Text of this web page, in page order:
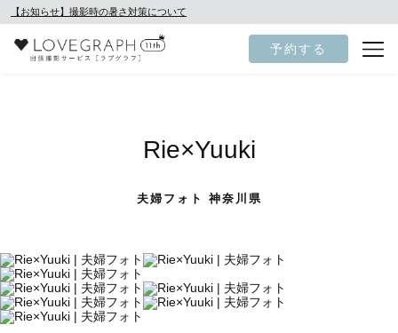
【お知らせ】撮影時の暑さ対策について
予約する
Rie×Yuuki
夫婦フォト 神奈川県